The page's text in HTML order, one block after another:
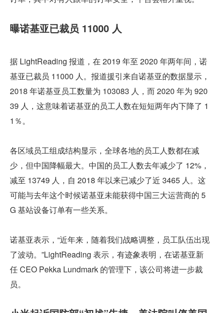
曝诺基亚已裁员 11000 人
据 LightReading 报道，在 2019 年至 2020 年两年间，诺
基亚已裁员 11000 人。报道援引来自诺基亚的数据显示，
2018 年诺基亚员工数量为 103083 人，而 2020 年为 920
39 人，这意味着诺基亚的员工人数在短短两年内下降了 1
1％。
各区域员工组成结构显示，全球各地的员工人数都在减
少，但中国降幅最大。中国的员工人数去年减少了 12%，
减至 13749 人，自 2018 年以来已减少了近 3465 人。这
可能与去年这个时候诺基亚未能获得中国三大运营商的 5
G 基站设备订单有一些关系。
诺基亚表示，“近年来，随着我们战略调整，员工队伍出现
了波动。”LightReading 表示，有迹象表明，在诺基亚新
任 CEO Pekka Lundmark 的管理下，该公司将进一步裁
员。